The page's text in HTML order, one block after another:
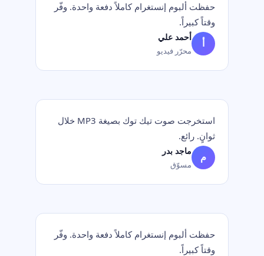
حفظت ألبوم إنستغرام كاملاً دفعة واحدة. وفّر
وقتاً كبيراً.
أ أحمد علي
محرّر فيديو
استخرجت صوت تيك توك بصيغة MP3 خلال
ثوانٍ. رائع.
م ماجد بدر
مسوّق
حفظت ألبوم إنستغرام كاملاً دفعة واحدة. وفّر
وقتاً كبيراً.